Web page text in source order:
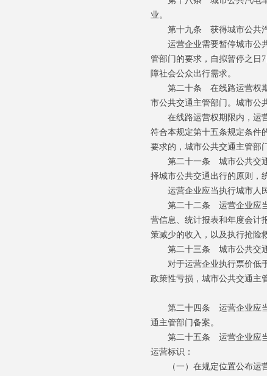
业。
第十九条 获得城市公共汽
运营企业需要暂停城市公共
管部门的要求，自拟暂停之日
障社会公众出行需求。
第二十条 在线路运营权期
市公共交通主管部门。城市公
在线路运营权期限内，运营
符合本规定第十五条规定条件
要求的，城市公共交通主管部
第二十一条 城市公共交通
择城市公共交通出行的原则，
运营企业应当执行城市人民
第二十二条 运营企业应当
营信息、统计报表和年度会计
策减少的收入，以及执行抢险
第二十三条 城市公共交通
对于运营企业执行票价低于
政策性亏损，城市公共交通主
第二十四条 运营企业应当
通主管部门备案。
第二十五条 运营企业应当
运营标识：
（一）在规定位置公布运营